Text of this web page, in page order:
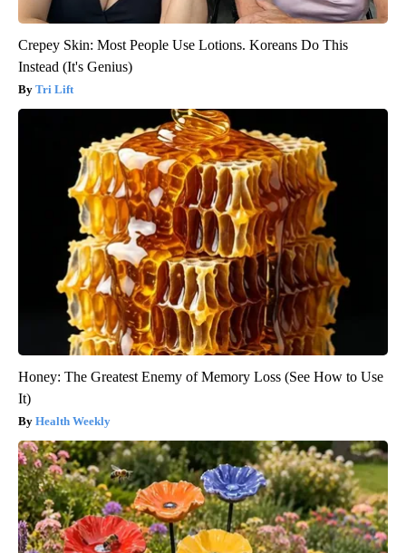
Crepey Skin: Most People Use Lotions. Koreans Do This
Instead (It's Genius)
Tri Lift
Honey: The Greatest Enemy of Memory Loss (See How to Use
It)
Health Weekly